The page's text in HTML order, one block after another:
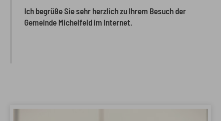
Ich begrüße Sie sehr herzlich zu Ihrem Besuch der
Gemeinde Michelfeld im Internet.